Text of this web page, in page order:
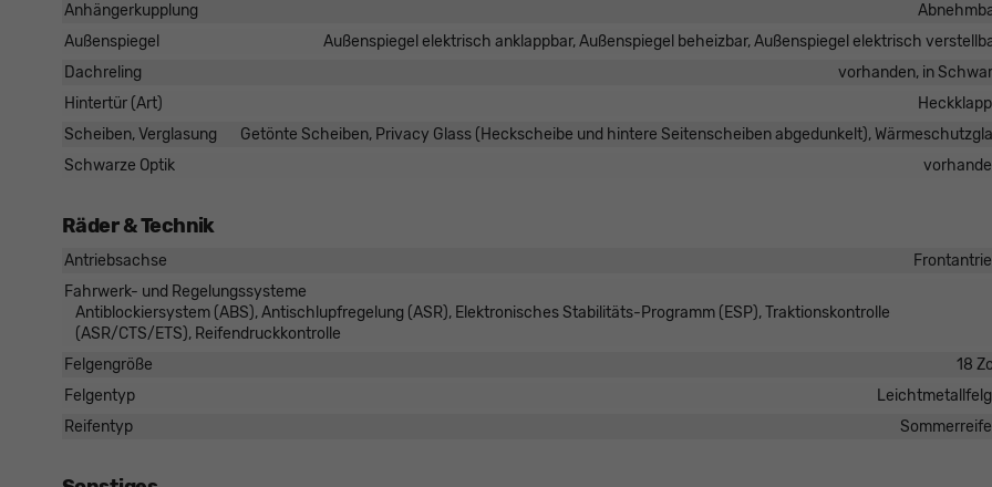
Anhängerkupplung
Außenspiegel
Außenspiegel elektrisch anklappbar, Außenspiegel beheizbar, Außenspiegel elektrisch
Dachreling
vorhanden, in
Hintertür (Art)
Scheiben, Verglasung
Getönte Scheiben, Privacy Glass (Heckscheibe und hintere Seitenscheiben abgedunkelt),
Schwarze Optik
Räder & Technik
Antriebsachse
Fahrwerk- und Regelungssysteme
Antiblockiersystem (ABS), Antischlupfregelung (ASR), Elektronisches Stabilitäts-Programm (ESP), Traktionskontrolle
(ASR/CTS/ETS), Reifendruckkontrolle
Felgengröße
18
Felgentyp
Reifentyp